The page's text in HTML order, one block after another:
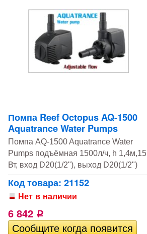
Помпа Reef Octopus AQ-1500
Aquatrance Water Pumps
Помпа AQ-1500 Aquatrance Water
Pumps подъёмная 1500л/ч, h 1,4м,15
Вт, вход D20(1/2"), выход D20(1/2")
Код товара: 21152
Нет в наличии
6 842 Р